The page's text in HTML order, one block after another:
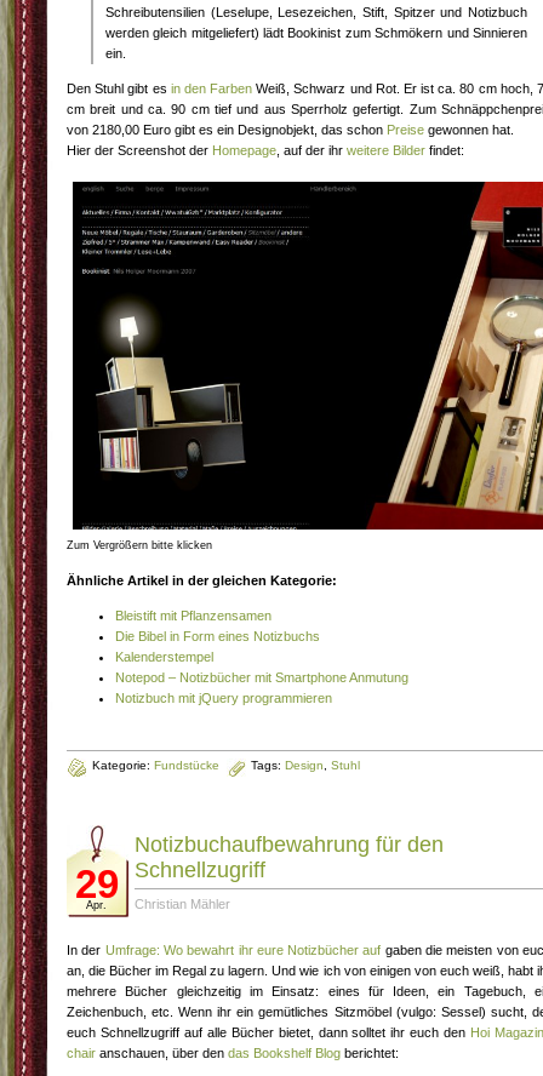
Schreibutensilien (Leselupe, Lesezeichen, Stift, Spitzer und Notizbuch
werden gleich mitgeliefert) lädt Bookinist zum Schmökern und Sinnieren
ein.
Den Stuhl gibt es in den Farben Weiß, Schwarz und Rot. Er ist ca. 80 cm hoch,
cm breit und ca. 90 cm tief und aus Sperrholz gefertigt. Zum
von 2180,00 Euro gibt es ein Designobjekt, das schon Preise gewonnen hat.
Hier der Screenshot der Homepage , auf der ihr weitere Bilder findet:
Zum Vergrößern bitte klicken
Ähnliche Artikel in der gleichen Kategorie:
Bleistift mit Pflanzensamen
Die Bibel in Form eines Notizbuchs
Kalenderstempel
Notepod – Notizbücher mit Smartphone Anmutung
Notizbuch mit jQuery programmieren
Kategorie: Fundstücke Tags: Design, Stuhl
29
Apr.
Notizbuchaufbewahrung für den
Schnellzugriff
Christian Mähler
In der Umfrage: Wo bewahrt ihr eure Notizbücher auf gaben die meisten von
an, die Bücher im Regal zu lagern. Und wie ich von einigen von euch weiß, habt
mehrere Bücher gleichzeitig im Einsatz: eines für Ideen, ein Tagebuch,
Zeichenbuch, etc. Wenn ihr ein gemütliches Sitzmöbel (vulgo: Sessel) sucht,
euch Schnellzugriff auf alle Bücher bietet, dann solltet ihr euch den Hoi
chair anschauen, über den das Bookshelf Blog berichtet: